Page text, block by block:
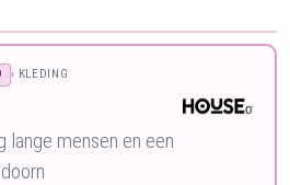
KLEDING
mensen en een